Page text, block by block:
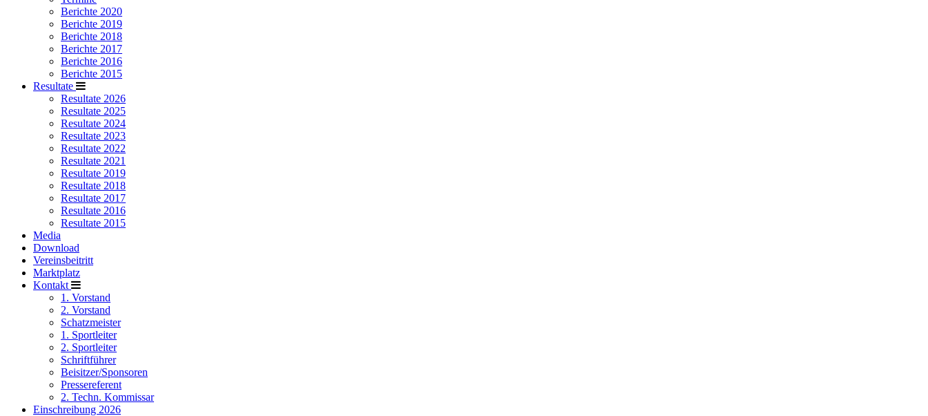
Berichte 2020
Berichte 2019
Berichte 2018
Berichte 2017
Berichte 2016
Berichte 2015
Resultate
Resultate 2026
Resultate 2025
Resultate 2024
Resultate 2023
Resultate 2022
Resultate 2021
Resultate 2019
Resultate 2018
Resultate 2017
Resultate 2016
Resultate 2015
Media
Download
Vereinsbeitritt
Marktplatz
Kontakt
1. Vorstand
2. Vorstand
Schatzmeister
1. Sportleiter
2. Sportleiter
Schriftführer
Beisitzer/Sponsoren
Pressereferent
2. Techn. Kommissar
Einschreibung 2026